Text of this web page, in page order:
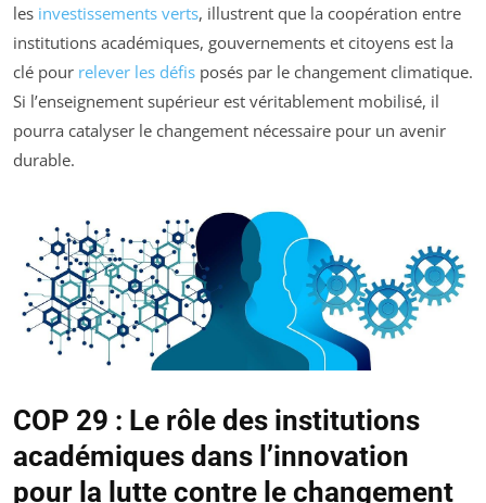
les investissements verts, illustrent que la coopération entre
institutions académiques, gouvernements et citoyens est la
clé pour relever les défis posés par le changement climatique.
Si l’enseignement supérieur est véritablement mobilisé, il
pourra catalyser le changement nécessaire pour un avenir
durable.
COP 29 : Le rôle des institutions
académiques dans l’innovation
pour la lutte contre le changement